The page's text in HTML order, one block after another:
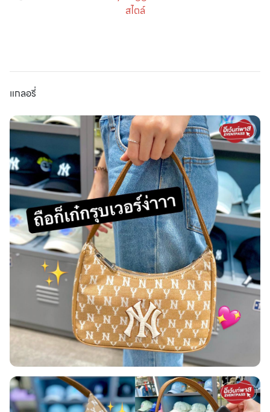
สไตล์
แกลอรี่